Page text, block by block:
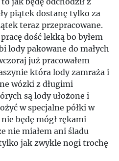
piątek dostanę tylko za
teraz przepracowane.
dość lekką bo byłem
lody pakowane do małych
już pracowałem
która lody zamraża i
wózki z długimi
są lody ułożone i
w specjalne półki w
będę mógł rękami
nie miałem ani śladu
jak zwykle nogi trochę